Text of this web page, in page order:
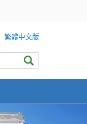
繁體中文版